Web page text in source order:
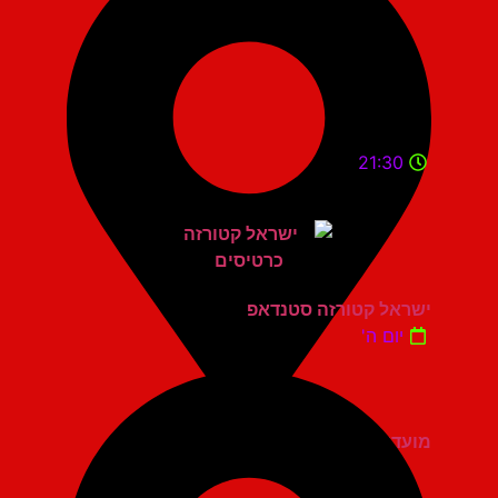
מועדון הגריי יהוד
21:30
ישראל קטורזה סטנדאפ
יום ה'